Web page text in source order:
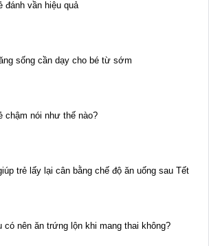
đánh vần hiệu quả
sống cần dạy cho bé từ sớm
chậm nói như thế nào?
trẻ lấy lại cân bằng chế độ ăn uống sau Tết
có nên ăn trứng lộn khi mang thai không?